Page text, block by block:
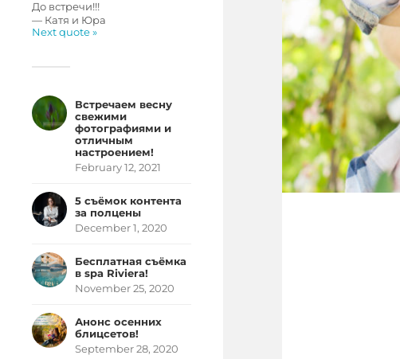
До встречи!!!
— Катя и Юра
Next quote »
Встречаем весну
свежими
фотографиями и
отличным
настроением!
February 12, 2021
5 съёмок контента
за полцены
December 1, 2020
Бесплатная съёмка
в spa Riviera!
November 25, 2020
Анонс осенних
блицсетов!
September 28, 2020